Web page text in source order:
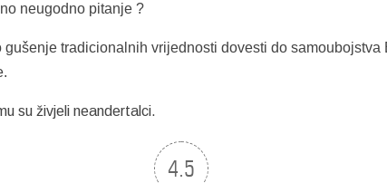
neugodno pitanje ?
tradicionalnih vrijednosti dovesti do samoubojstva
su živjeli neandertalci.
4.5